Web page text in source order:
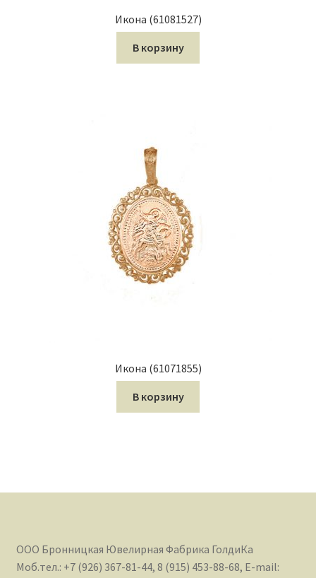
Икона (61081527)
В корзину
Икона (61071855)
В корзину
ООО Бронницкая Ювелирная Фабрика ГолдиКа
Моб.тел.: +7 (926) 367-81-44, 8 (915) 453-88-68, E-mail: